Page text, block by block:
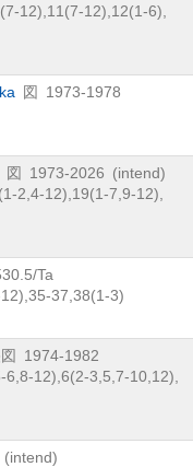
12), 11(7-12), 12(1-6),
図 1973-1978
図 1973-2026 (intend)
2, 4-12), 19(1-7, 9-12),
Ta
35-37, 38(1-3)
1974-1982
6, 8-12), 6(2-3, 5, 7-10, 12),
(intend)